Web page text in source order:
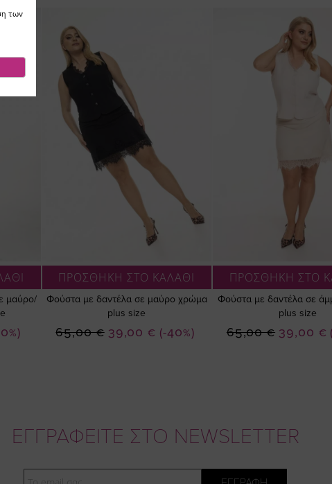
μαύρο/
ΠΡΟΣΘΗΚΗ ΣΤΟ ΚΑΛΑΘΙ
Φούστα με δαντέλα σε μαύρο χρώμα
plus size
(-40%)
Ειδική
39,00 €
65,00 €
ΠΡΟΣΘΗΚΗ ΣΤΟ
Φούστα με δαντέλα σε
plus size
Ειδική
39,00 €
65,00 €
ΕΓΓΡΑΦΕΙΤΕ ΣΤΟ NEWSLETTER
των